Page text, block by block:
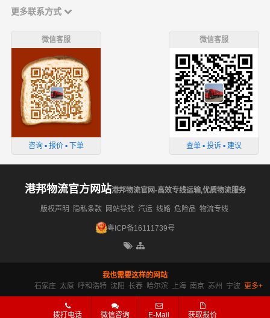
拨打电话 微信咨询 E-Mail 获取报价
更多联系方式
微信客服
咨询 ▪ 报价 ▪ 下单
微信客服
查单 ▪ 投诉 ▪ 建议
港邦物流官方网站港邦物流官网-高效专线运输,优质物流服务
版权声明 隐私条款 网站导航 汽运 线路 危险品 物流专线
粤ICP备16111739号
我也需要这样的网站
石家庄 太原 呼和浩特 沈阳 长春 哈尔滨 上海 南京 苏州 宁波 更多+